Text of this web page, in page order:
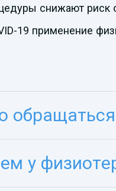
снижают риск
19 применение
у